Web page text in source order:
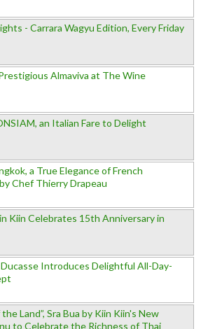
- Carrara Wagyu Edition, Every Friday
Almaviva at The Wine
an Italian Fare to Delight
a True Elegance of French
Chef Thierry Drapeau
Kiin Celebrates 15th Anniversary in
Introduces Delightful All-Day-
Land”, Sra Bua by Kiin Kiin's New
to Celebrate the Richness of Thai